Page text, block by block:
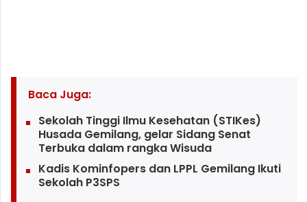
Baca Juga:
Sekolah Tinggi Ilmu Kesehatan (STIKes)
Husada Gemilang, gelar Sidang Senat
Terbuka dalam rangka Wisuda
Kadis Kominfopers dan LPPL Gemilang Ikuti
Sekolah P3SPS